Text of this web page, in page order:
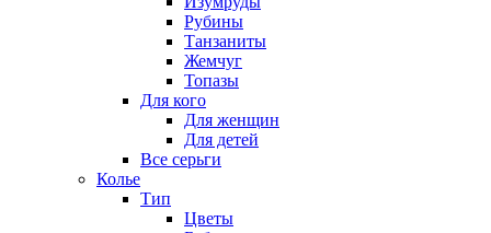
Рубины
Танзаниты
Жемчуг
Топазы
Для кого
Для женщин
Для детей
Все серьги
Колье
Тип
Цветы